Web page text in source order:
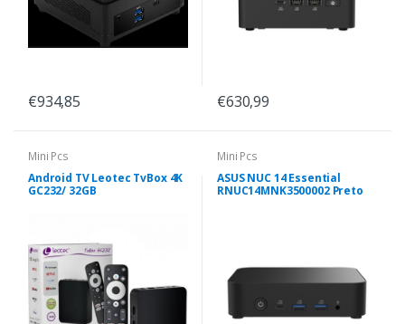
€934,85 €630,99
Mini Pcs
Android TV Leotec TvBox 4K
GC232/ 32GB
Mini Pcs
ASUS NUC 14 Essential
RNUC14MNK3500002 Preto